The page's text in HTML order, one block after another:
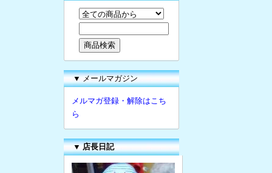
▼ メールマガジン
メルマガ登録・解除はこち
ら
▼ 店長日記